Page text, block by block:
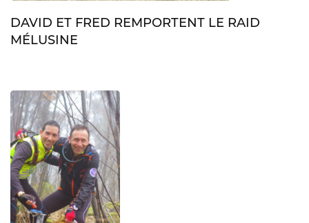
DAVID ET FRED REMPORTENT LE RAID
MÉLUSINE